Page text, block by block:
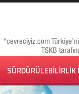
SÜRDÜRÜLEBİLİRLİK